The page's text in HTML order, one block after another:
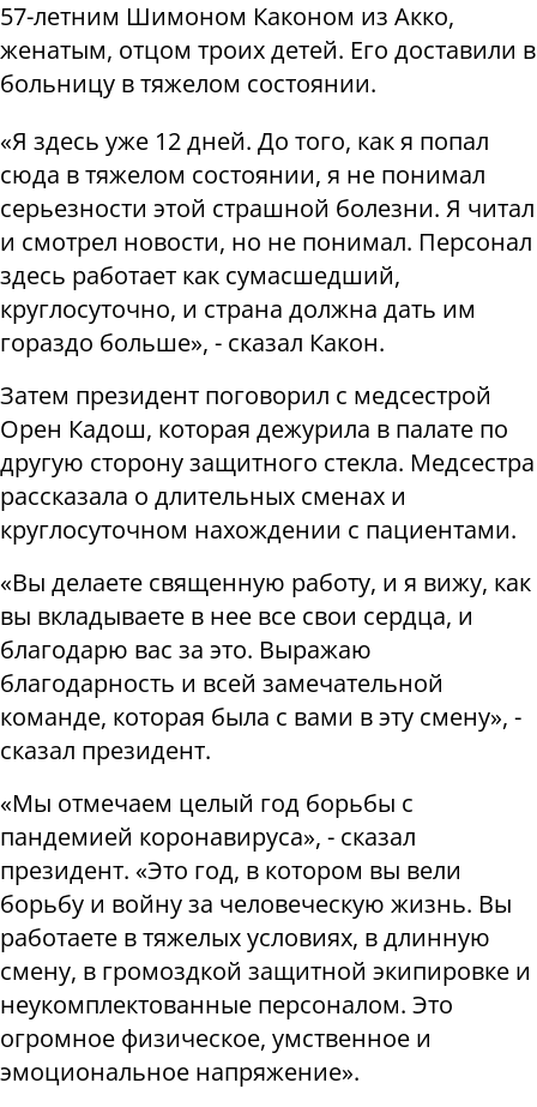
57-летним Шимоном Каконом из Акко,
женатым, отцом троих детей. Его доставили в
больницу в тяжелом состоянии.
«Я здесь уже 12 дней. До того, как я попал
сюда в тяжелом состоянии, я не понимал
серьезности этой страшной болезни. Я читал
и смотрел новости, но не понимал. Персонал
здесь работает как сумасшедший,
круглосуточно, и страна должна дать им
гораздо больше», - сказал Какон.
Затем президент поговорил с медсестрой
Орен Кадош, которая дежурила в палате по
другую сторону защитного стекла. Медсестра
рассказала о длительных сменах и
круглосуточном нахождении с пациентами.
«Вы делаете священную работу, и я вижу, как
вы вкладываете в нее все свои сердца, и
благодарю вас за это. Выражаю
благодарность и всей замечательной
команде, которая была с вами в эту смену», -
сказал президент.
«Мы отмечаем целый год борьбы с
пандемией коронавируса», - сказал
президент. «Это год, в котором вы вели
борьбу и войну за человеческую жизнь. Вы
работаете в тяжелых условиях, в длинную
смену, в громоздкой защитной экипировке и
неукомплектованные персоналом. Это
огромное физическое, умственное и
эмоциональное напряжение».